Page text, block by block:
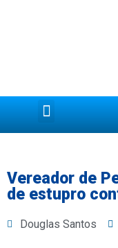
Vereador de
de estupro
Douglas Santos